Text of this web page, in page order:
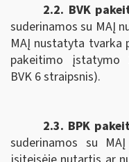
2.2. BVK
suderinamos su MAĮ
MAĮ nustatyta tvarka
pakeitimo įstatymo
BVK 6 straipsnis).
2.3. BPK
suderinamos su